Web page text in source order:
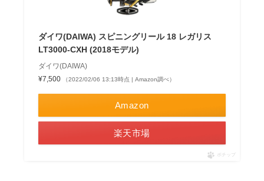
ダイワ(DAIWA) スピニングリール 18 レガリス
LT3000-CXH (2018モデル)
ダイワ(DAIWA)
¥7,500
（2022/02/06 13:13時点 | Amazon調べ）
Amazon
楽天市場
ポチップ